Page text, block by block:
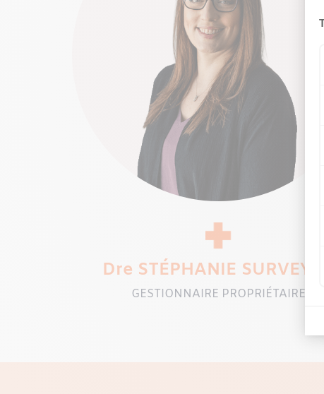
Dre STÉPHANIE SURVEYER
GESTIONNAIRE PROPRIÉTAIRE